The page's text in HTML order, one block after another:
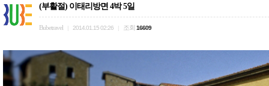
(부활절) 이태리방면 4박 5일
Bubetravel 2014.01.15 02:26 조회 16609